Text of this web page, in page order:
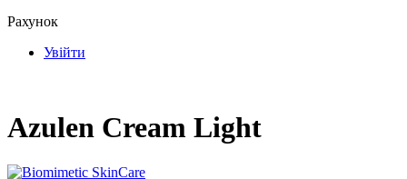
Рахунок
Увійти
Azulen Cream Light